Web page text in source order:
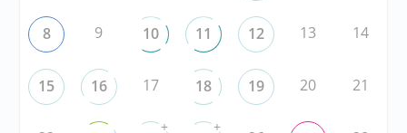
8 9 10 11 12 13 14
15 16 17 18 19 20 21
+ +